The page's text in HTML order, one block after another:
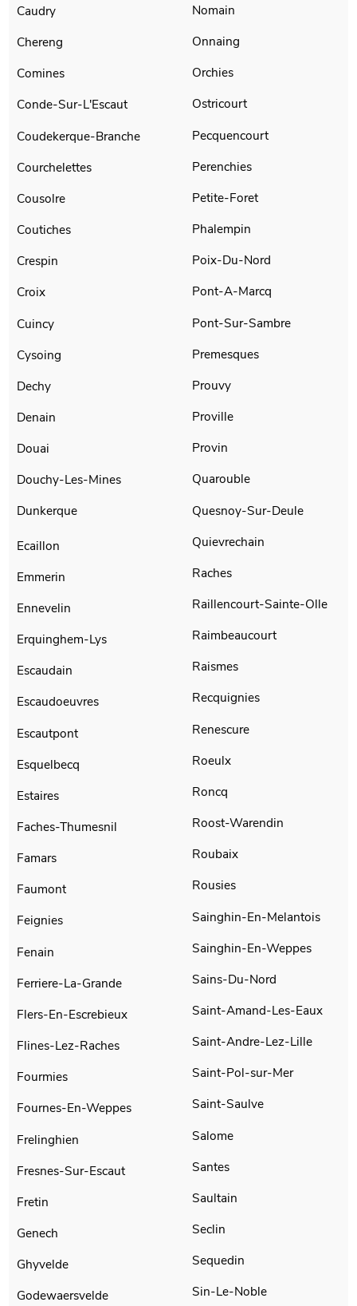
Caudry
Chereng
Comines
Conde-Sur-L'Escaut
Coudekerque-Branche
Courchelettes
Cousolre
Coutiches
Crespin
Croix
Cuincy
Cysoing
Dechy
Denain
Douai
Douchy-Les-Mines
Dunkerque
Ecaillon
Emmerin
Ennevelin
Erquinghem-Lys
Escaudain
Escaudoeuvres
Escautpont
Esquelbecq
Estaires
Faches-Thumesnil
Famars
Faumont
Feignies
Fenain
Ferriere-La-Grande
Flers-En-Escrebieux
Flines-Lez-Raches
Fourmies
Fournes-En-Weppes
Frelinghien
Fresnes-Sur-Escaut
Fretin
Genech
Ghyvelde
Godewaersvelde
Nomain
Onnaing
Orchies
Ostricourt
Pecquencourt
Perenchies
Petite-Foret
Phalempin
Poix-Du-Nord
Pont-A-Marcq
Pont-Sur-Sambre
Premesques
Prouvy
Proville
Provin
Quarouble
Quesnoy-Sur-Deule
Quievrechain
Raches
Raillencourt-Sainte-Olle
Raimbeaucourt
Raismes
Recquignies
Renescure
Roeulx
Roncq
Roost-Warendin
Roubaix
Rousies
Sainghin-En-Melantois
Sainghin-En-Weppes
Sains-Du-Nord
Saint-Amand-Les-Eaux
Saint-Andre-Lez-Lille
Saint-Pol-sur-Mer
Saint-Saulve
Salome
Santes
Saultain
Seclin
Sequedin
Sin-Le-Noble